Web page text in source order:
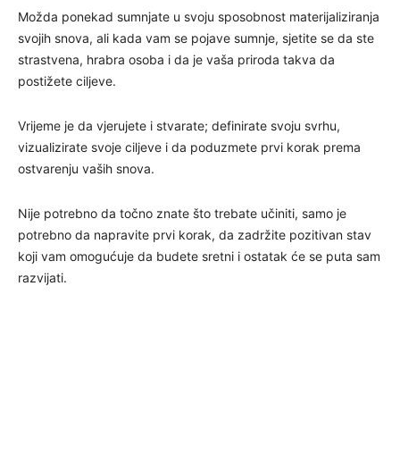
Možda ponekad sumnjate u svoju sposobnost materijaliziranja
svojih snova, ali kada vam se pojave sumnje, sjetite se da ste
strastvena, hrabra osoba i da je vaša priroda takva da
postižete ciljeve.
Vrijeme je da vjerujete i stvarate; definirate svoju svrhu,
vizualizirate svoje ciljeve i da poduzmete prvi korak prema
ostvarenju vaših snova.
Nije potrebno da točno znate što trebate učiniti, samo je
potrebno da napravite prvi korak, da zadržite pozitivan stav
koji vam omogućuje da budete sretni i ostatak će se puta sam
razvijati.